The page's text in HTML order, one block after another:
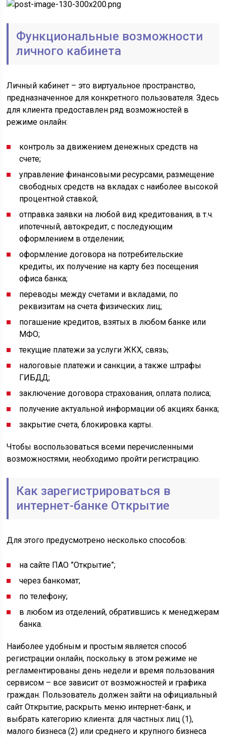
Функциональные возможности
личного кабинета
Личный кабинет – это виртуальное пространство,
предназначенное для конкретного пользователя. Здесь
для клиента предоставлен ряд возможностей в
режиме онлайн:
контроль за движением денежных средств на
счете;
управление финансовыми ресурсами, размещение
свободных средств на вкладах с наиболее высокой
процентной ставкой;
отправка заявки на любой вид кредитования, в т.ч.
ипотечный, автокредит, с последующим
оформлением в отделении;
оформление договора на потребительские
кредиты, их получение на карту без посещения
офиса банка;
переводы между счетами и вкладами, по
реквизитам на счета физических лиц;
погашение кредитов, взятых в любом банке или
МФО;
текущие платежи за услуги ЖКХ, связь;
налоговые платежи и санкции, а также штрафы
ГИБДД;
заключение договора страхования, оплата полиса;
получение актуальной информации об акциях банка;
закрытие счета, блокировка карты.
Чтобы воспользоваться всеми перечисленными
возможностями, необходимо пройти регистрацию.
Как зарегистрироваться в
интернет-банке Открытие
Для этого предусмотрено несколько способов:
на сайте ПАО ”Открытие”;
через банкомат;
по телефону;
в любом из отделений, обратившись к менеджерам
банка.
Наиболее удобным и простым является способ
регистрации онлайн, поскольку в этом режиме не
регламентированы день недели и время пользования
сервисом – все зависит от возможностей и графика
граждан. Пользователь должен зайти на официальный
сайт Открытие, раскрыть меню интернет-банк, и
выбрать категорию клиента: для частных лиц (1),
малого бизнеса (2) или среднего и крупного бизнеса